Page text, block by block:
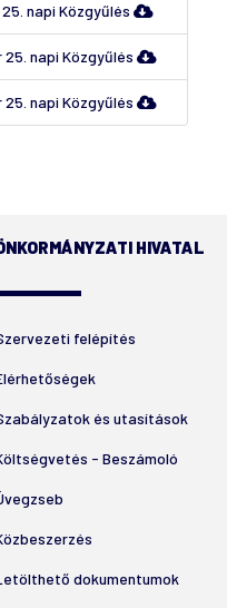
napi Közgyűlés
napi Közgyűlés
napi Közgyűlés
HIVATAL
felépítés
és utasítások
- Beszámoló
dokumentumok